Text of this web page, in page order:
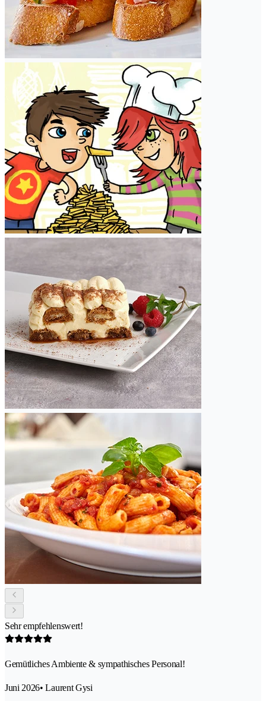
Sehr empfehlenswert!
Gemütliches Ambiente & sympathisches Personal!
Juni 2026• Laurent Gysi